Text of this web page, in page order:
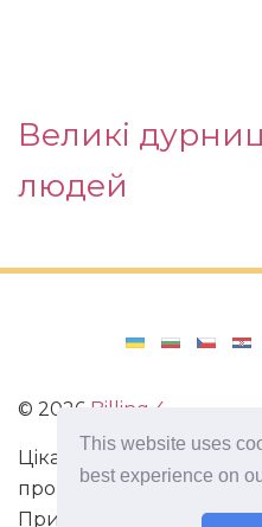
This website uses
best experience on
Великі
людей
© 2026 Billing 4
Цікаві та захоплюючі
про виживання в
Пригоди, маршрути і